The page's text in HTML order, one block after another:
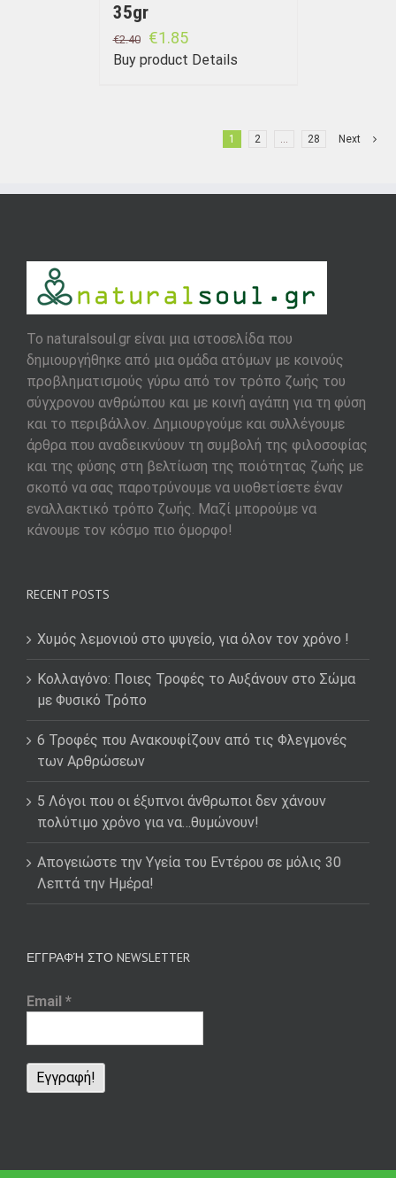
35gr
€2.40 €1.85
Buy product Details
1 2 … 28 Next
To naturalsoul.gr είναι μια ιστοσελίδα που
δημιουργήθηκε από μια ομάδα ατόμων με κοινούς
προβληματισμούς γύρω από τον τρόπο ζωής του
σύγχρονου ανθρώπου και με κοινή αγάπη για τη φύση
και το περιβάλλον. Δημιουργούμε και συλλέγουμε
άρθρα που αναδεικνύουν τη συμβολή της φιλοσοφίας
και της φύσης στη βελτίωση της ποιότητας ζωής με
σκοπό να σας παροτρύνουμε να υιοθετίσετε έναν
εναλλακτικό τρόπο ζωής. Μαζί μπορούμε να
κάνουμε τον κόσμο πιο όμορφο!
RECENT POSTS
Χυμός λεμονιού στο ψυγείο, για όλον τον χρόνο !
Κολλαγόνο: Ποιες Τροφές το Αυξάνουν στο Σώμα
με Φυσικό Τρόπο
6 Τροφές που Ανακουφίζουν από τις Φλεγμονές
των Αρθρώσεων
5 Λόγοι που οι έξυπνοι άνθρωποι δεν χάνουν
πολύτιμο χρόνο για να…θυμώνουν!
Απογειώστε την Υγεία του Εντέρου σε μόλις 30
Λεπτά την Ημέρα!
ΕΓΓΡΑΦΉ ΣΤΟ NEWSLETTER
Email *